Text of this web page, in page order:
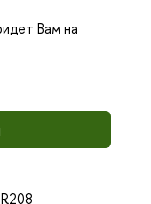
Вам на